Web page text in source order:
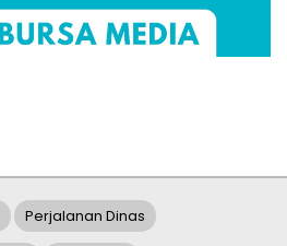
Perjalanan Dinas